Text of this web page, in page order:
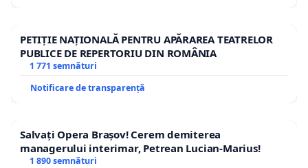
PETIȚIE NAȚIONALĂ PENTRU APĂRAREA TEATRELOR
PUBLICE DE REPERTORIU DIN ROMÂNIA
1 771 semnături
Notificare de transparență
Salvați Opera Brașov! Cerem demiterea
managerului interimar, Petrean Lucian-Marius!
1 890 semnături